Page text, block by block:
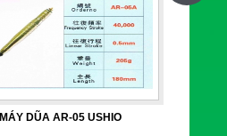
MÁY DŨA AR-05 USHIO